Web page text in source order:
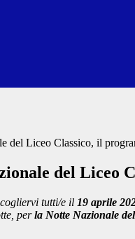
del Liceo Classico, il
del Liceo
tutti/e il 19 aprile
perla Notte Nazionale